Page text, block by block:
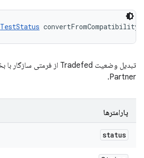
TestStatus
Partner.
پارامترها
status